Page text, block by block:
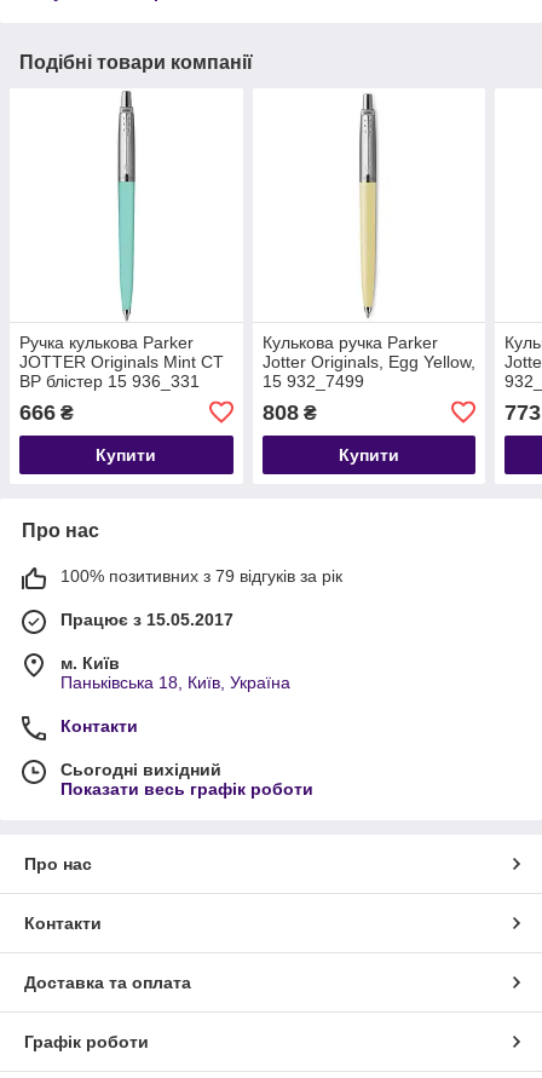
Подібні товари компанії
Ручка кулькова Parker
JOTTER Originals Mint CT
BP блістер 15 936_331
666 ₴
Купити
Кулькова ручка Parker
Jotter Originals, Egg Yellow,
15 932_7499
808₴
Купити
773
Про нас
100% позитивних з 79 відгуків за рік
Працює з 15.05.2017
м. Київ
Паньківська 18, Київ, Україна
Контакти
Сьогодні вихідний
Показати весь графік роботи
Про нас
Контакти
Доставка та оплата
Графік роботи